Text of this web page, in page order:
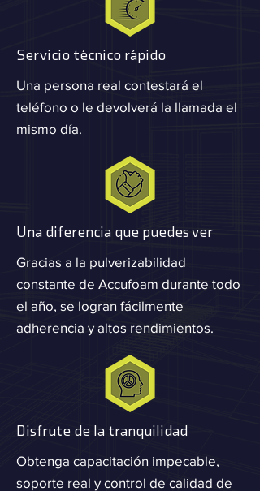
Servicio técnico rápido
Una persona real contestará el
teléfono o le devolverá la llamada el
mismo día.
Una diferencia que puedes ver
Gracias a la pulverizabilidad
constante de Accufoam durante todo
el año, se logran fácilmente
adherencia y altos rendimientos.
Disfrute de la tranquilidad
Obtenga capacitación impecable,
soporte real y control de calidad de